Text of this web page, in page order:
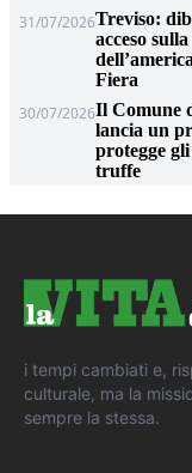
31/07/2026Treviso:
acceso
Fiera
30/07/2026Il Comune
lancia un
protegge
truffe
i tempi cambiati e,
culturale, ma la
sempre la stessa.